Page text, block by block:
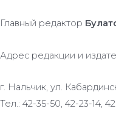
Главный редактор
Адрес редакции и
г. Нальчик, ул.
Тел.: 42-35-50, 42-23-14,